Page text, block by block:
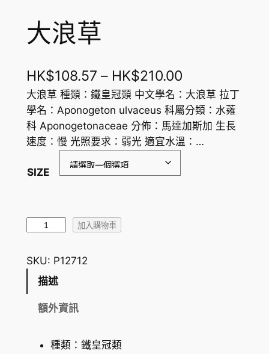
大浪草
HK$108.57 – HK$210.00價
格
範
圍
大浪草 種類：鐵皇冠類 中文學名：大浪草 拉丁
學名：Aponogeton ulvaceus 科屬分類：水蕹
科 Aponogetonaceae 分佈：馬達加斯加 生長
速度：慢 光照要求：弱光 適宜水溫：…
SIZE
草
數
加入購物車
SKU: P12712
描述
額外資訊
種類：鐵皇冠類